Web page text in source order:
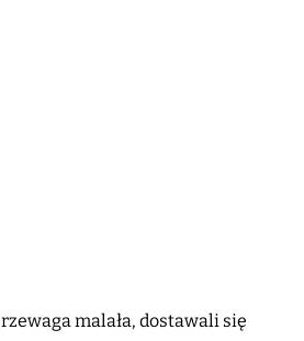
malała, dostawali się